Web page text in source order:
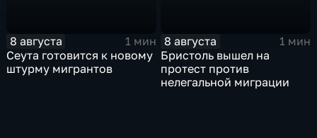
8 августа
1 мин
Сеута готовится к новому
штурму мигрантов
8 августа
1 мин
Бристоль вышел на
протест против
нелегальной миграции